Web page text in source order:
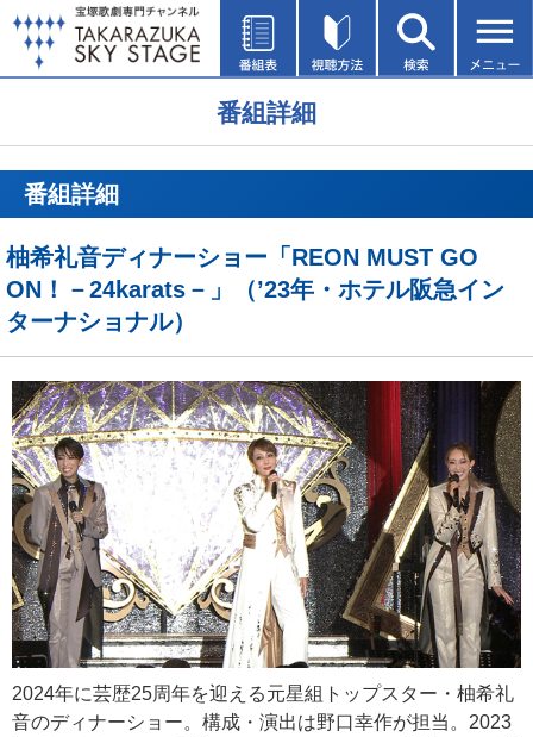
番組詳細
番組詳細
柚希礼音ディナーショー「REON MUST GO
ON！－24karats－」（’23年・ホテル阪急イン
ターナショナル）
2024年に芸歴25周年を迎える元星組トップスター・柚希礼
音のディナーショー。構成・演出は野口幸作が担当。2023